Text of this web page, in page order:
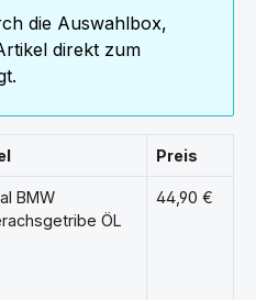
die Auswahlbox,
direkt zum
Preis
BMW
ÖL
44,90 €